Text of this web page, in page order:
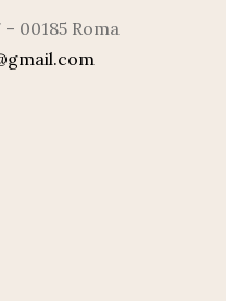
00185 Roma